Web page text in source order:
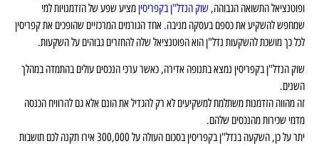
ופוטנציאל התשואה הגבוהה,שוק הנדל"ן בקפריסיןמציע שפע של הזדמנויות למי
שמחפש להשקיע את כספם בעסקה מניבה. אחד הגורמים המרכזיים שהופכים את קפריסין
לכל כך מושכת להשקעות נדל"ן הוא הפוטנציאל שלה להחזרים גבוהים על השקעות.
שוק הנדל"ן בקפריסין נמצא בתנופה אדירה, כאשר ערכי הנכסים עולים בהתמדה במהלך
השנים.
זה מהווה הזדמנות משתלמת למשקיעים לא רק להגדיל את הונם אלא גם להרוויח הכנסה
מדמי שכירות מהנכסים שלהם.
יתר על כן, השקעה בנדל"ן בקפריסין בסכום העולה על 300,000 אירו תקנה לכם תושבות